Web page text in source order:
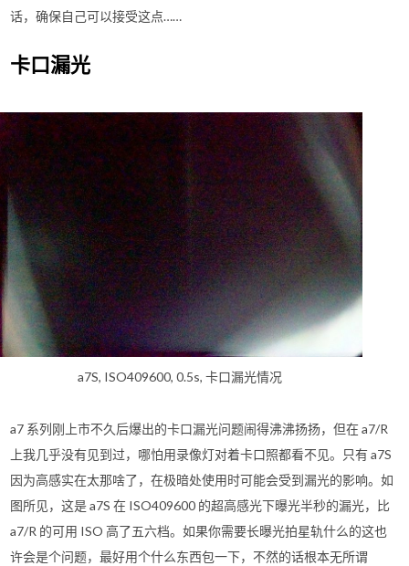
话，确保自己可以接受这点……
卡口漏光
a7S, ISO409600, 0.5s, 卡口漏光情况
a7 系列刚上市不久后爆出的卡口漏光问题闹得沸沸扬扬，但在 a7/R
上我几乎没有见到过，哪怕用录像灯对着卡口照都看不见。只有 a7S
因为高感实在太那啥了，在极暗处使用时可能会受到漏光的影响。如
图所见，这是 a7S 在 ISO409600 的超高感光下曝光半秒的漏光，比
a7/R 的可用 ISO 高了五六档。如果你需要长曝光拍星轨什么的这也
许会是个问题，最好用个什么东西包一下，不然的话根本无所谓